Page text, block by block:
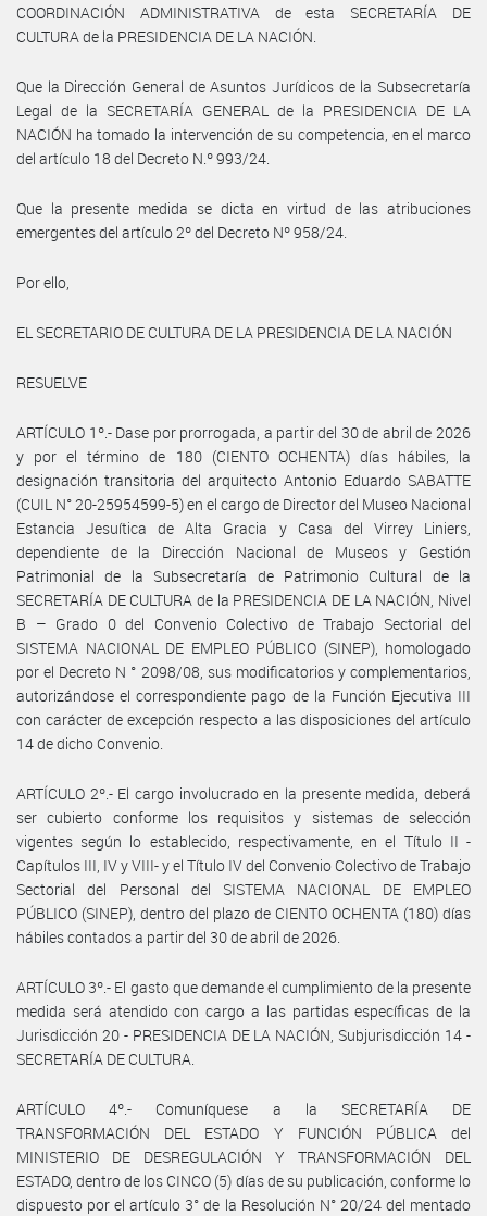
COORDINACIÓN ADMINISTRATIVA de esta SECRETARÍA DE
CULTURA de la PRESIDENCIA DE LA NACIÓN.
Que la Dirección General de Asuntos Jurídicos de la Subsecretaría
Legal de la SECRETARÍA GENERAL de la PRESIDENCIA DE LA
NACIÓN ha tomado la intervención de su competencia, en el marco
del artículo 18 del Decreto N.º 993/24.
Que la presente medida se dicta en virtud de las atribuciones
emergentes del artículo 2º del Decreto Nº 958/24.
Por ello,
EL SECRETARIO DE CULTURA DE LA PRESIDENCIA DE LA NACIÓN
RESUELVE
ARTÍCULO 1º.- Dase por prorrogada, a partir del 30 de abril de 2026
y por el término de 180 (CIENTO OCHENTA) días hábiles, la
designación transitoria del arquitecto Antonio Eduardo SABATTE
(CUIL N° 20-25954599-5) en el cargo de Director del Museo Nacional
Estancia Jesuítica de Alta Gracia y Casa del Virrey Liniers,
dependiente de la Dirección Nacional de Museos y Gestión
Patrimonial de la Subsecretaría de Patrimonio Cultural de la
SECRETARÍA DE CULTURA de la PRESIDENCIA DE LA NACIÓN, Nivel
B – Grado 0 del Convenio Colectivo de Trabajo Sectorial del
SISTEMA NACIONAL DE EMPLEO PÚBLICO (SINEP), homologado
por el Decreto N ° 2098/08, sus modificatorios y complementarios,
autorizándose el correspondiente pago de la Función Ejecutiva III
con carácter de excepción respecto a las disposiciones del artículo
14 de dicho Convenio.
ARTÍCULO 2º.- El cargo involucrado en la presente medida, deberá
ser cubierto conforme los requisitos y sistemas de selección
vigentes según lo establecido, respectivamente, en el Título II -
Capítulos III, IV y VIII- y el Título IV del Convenio Colectivo de Trabajo
Sectorial del Personal del SISTEMA NACIONAL DE EMPLEO
PÚBLICO (SINEP), dentro del plazo de CIENTO OCHENTA (180) días
hábiles contados a partir del 30 de abril de 2026.
ARTÍCULO 3º.- El gasto que demande el cumplimiento de la presente
medida será atendido con cargo a las partidas específicas de la
Jurisdicción 20 - PRESIDENCIA DE LA NACIÓN, Subjurisdicción 14 -
SECRETARÍA DE CULTURA.
ARTÍCULO 4º.- Comuníquese a la SECRETARÍA DE
TRANSFORMACIÓN DEL ESTADO Y FUNCIÓN PÚBLICA del
MINISTERIO DE DESREGULACIÓN Y TRANSFORMACIÓN DEL
ESTADO, dentro de los CINCO (5) días de su publicación, conforme lo
dispuesto por el artículo 3° de la Resolución N° 20/24 del mentado